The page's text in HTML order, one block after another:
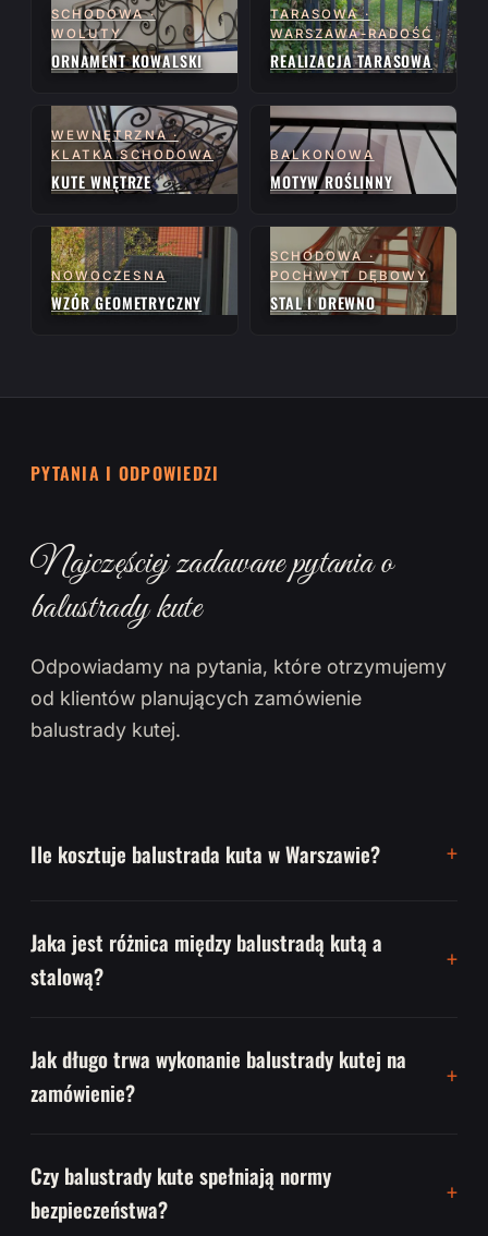
SCHODOWA ·
WOLUTY
ORNAMENT KOWALSKI
TARASOWA ·
WARSZAWA-RADOŚĆ
REALIZACJA TARASOWA
WEWNĘTRZNA ·
KLATKA SCHODOWA
KUTE WNĘTRZE
BALKONOWA
MOTYW ROŚLINNY
NOWOCZESNA
WZÓR GEOMETRYCZNY
SCHODOWA ·
POCHWYT DĘBOWY
STAL I DREWNO
PYTANIA I ODPOWIEDZI
Najczęściej zadawane pytania o
balustrady kute
Odpowiadamy na pytania, które otrzymujemy
od klientów planujących zamówienie
balustrady kutej.
Ile kosztuje balustrada kuta w Warszawie?
Jaka jest różnica między balustradą kutą a
stalową?
Jak długo trwa wykonanie balustrady kutej na
zamówienie?
Czy balustrady kute spełniają normy
bezpieczeństwa?